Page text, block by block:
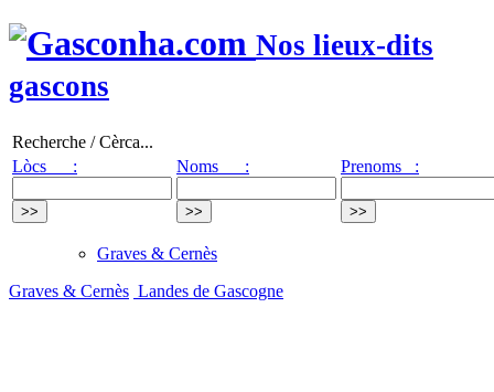
Nos lieux-dits
gascons
Recherche / Cèrca...
Lòcs :
Noms : Prenoms :
Graves & Cernès
Graves & Cernès Landes de Gascogne